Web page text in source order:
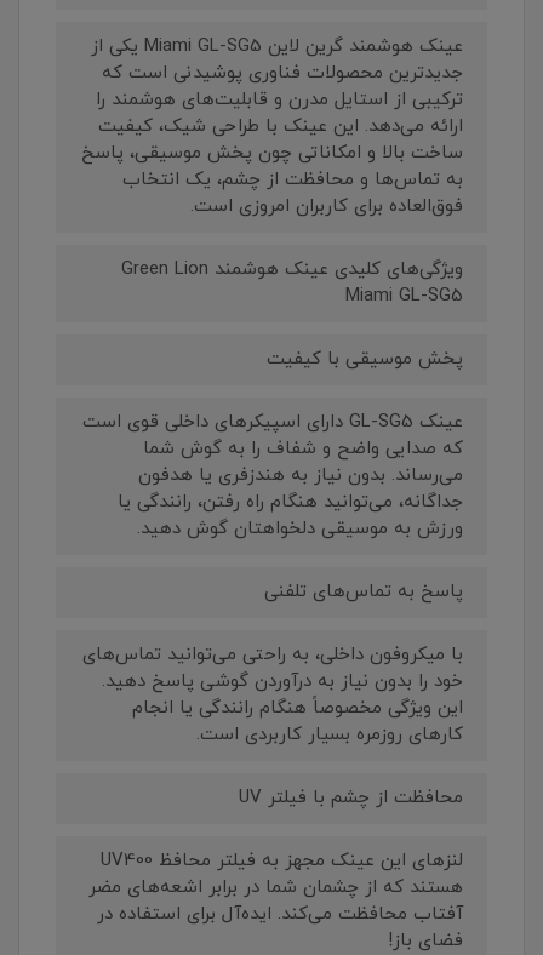
عینک هوشمند گرین لاین Miami GL-SG5 یکی از
جدیدترین محصولات فناوری پوشیدنی است که
ترکیبی از استایل مدرن و قابلیت‌های هوشمند را
ارائه می‌دهد. این عینک با طراحی شیک، کیفیت
ساخت بالا و امکاناتی چون پخش موسیقی، پاسخ
به تماس‌ها و محافظت از چشم، یک انتخاب
فوق‌العاده برای کاربران امروزی است.
ویژگی‌های کلیدی عینک هوشمند Green Lion
Miami GL-SG5
پخش موسیقی با کیفیت
عینک GL-SG5 دارای اسپیکرهای داخلی قوی است
که صدایی واضح و شفاف را به گوش شما
می‌رساند. بدون نیاز به هندزفری یا هدفون
جداگانه، می‌توانید هنگام راه رفتن، رانندگی یا
ورزش به موسیقی دلخواهتان گوش دهید.
پاسخ به تماس‌های تلفنی
با میکروفون داخلی، به راحتی می‌توانید تماس‌های
خود را بدون نیاز به درآوردن گوشی پاسخ دهید.
این ویژگی مخصوصاً هنگام رانندگی یا انجام
کارهای روزمره بسیار کاربردی است.
محافظت از چشم با فیلتر UV
لنزهای این عینک مجهز به فیلتر محافظ UV400
هستند که از چشمان شما در برابر اشعه‌های مضر
آفتاب محافظت می‌کند. ایده‌آل برای استفاده در
فضای باز!